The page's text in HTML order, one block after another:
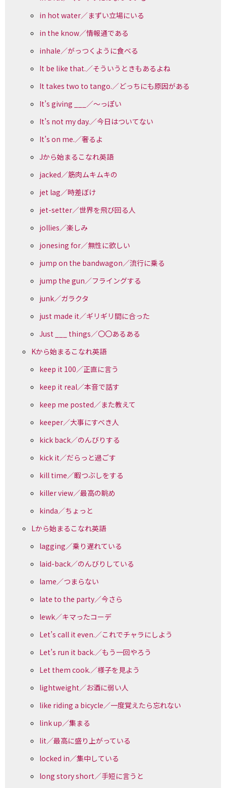
in hot water／まずい立場にいる
in the know／情報通である
inhale／がっつくように食べる
It be like that.／そういうときもあるよね
It takes two to tango.／どっちにも原因がある
It’s giving ___／〜っぽい
It’s not my day.／今日はついてない
It’s on me.／奢るよ
Jから始まるこなれ英語
jacked／筋肉ムキムキの
jet lag／時差ぼけ
jet-setter／世界を飛び回る人
jollies／楽しみ
jonesing for／無性に欲しい
jump on the bandwagon／流行に乗る
jump the gun／フライングする
junk／ガラクタ
just made it／ギリギリ間に合った
Just ___ things／〇〇あるある
Kから始まるこなれ英語
keep it 100／正直に言う
keep it real／本音で話す
keep me posted／また教えて
keeper／大事にすべき人
kick back／のんびりする
kick it／だらっと過ごす
kill time／暇つぶしをする
killer view／最高の眺め
kinda／ちょっと
Lから始まるこなれ英語
lagging／乗り遅れている
laid-back／のんびりしている
lame／つまらない
late to the party／今さら
lewk／キマったコーデ
Let’s call it even.／これでチャラにしよう
Let’s run it back.／もう一回やろう
Let them cook.／様子を見よう
lightweight／お酒に弱い人
like riding a bicycle／一度覚えたら忘れない
link up／集まる
lit／最高に盛り上がっている
locked in／集中している
long story short／手短に言うと